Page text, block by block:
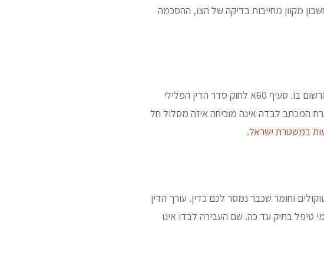
מקוון מחייבות בדיקה של הצו, ההסכמה
שמרו את המכתב, המעטפה ואישור המסירה. בדקו מי שלח אותו ומהו המועד הרשום בו. סעיף 60א לחוק סדר הדין הפלילי
המכתב לבדה אינה מוכיחה איזה מסלול חל
במשטרת ישראל.
וחומר שכבר נמסר לכם כדין. עורך הדין
טיפל בתיק עד כה. שם העבירה לבדו אינו